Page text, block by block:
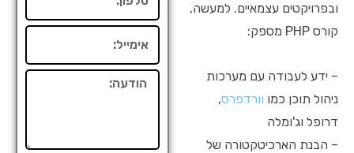
ובפרויקטים עצמאיים. למעשה,
קורס PHP מספק:
– ידע לעבודה עם מערכות
ניהול תוכן כמו וורדפרס,
דרופל וג'ומלה
– הבנת הארכיטקטורה של
הודעה